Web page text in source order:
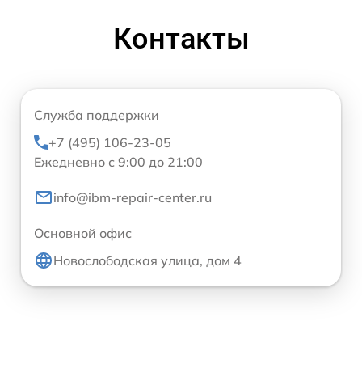
Контакты
Служба поддержки
+7 (495) 106-23-05
Ежедневно с 9:00 до 21:00
info@ibm-repair-center.ru
Основной офис
Новослободская улица, дом 4